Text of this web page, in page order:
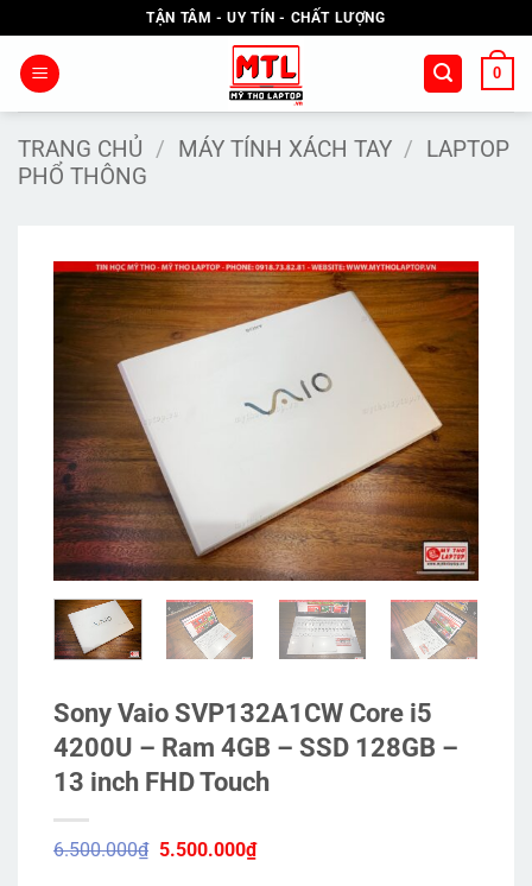
qua
nội
TẬN TÂM - UY TÍN - CHẤT LƯỢNG
0
TRANG CHỦ / MÁY TÍNH XÁCH TAY / LAPTOP
PHỔ THÔNG
Sony Vaio SVP132A1CW Core i5
4200U – Ram 4GB – SSD 128GB –
13 inch FHD Touch
6.500.000₫ Giá
5.500.000₫Giá
hiện